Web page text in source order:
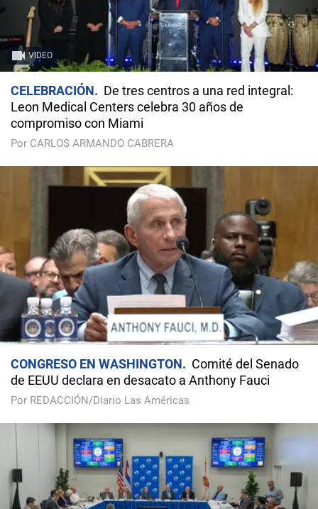
VIDEO
CELEBRACIÓN
De tres centros a una red integral:
Leon Medical Centers celebra 30 años de
compromiso con Miami
Por CARLOS ARMANDO CABRERA
CONGRESO EN WASHINGTON
Comité del Senado
de EEUU declara en desacato a Anthony Fauci
Por REDACCIÓN/Diario Las Américas